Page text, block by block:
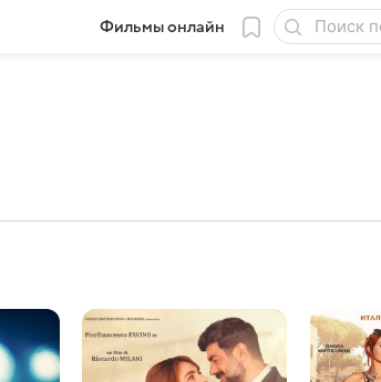
Фильмы онлайн